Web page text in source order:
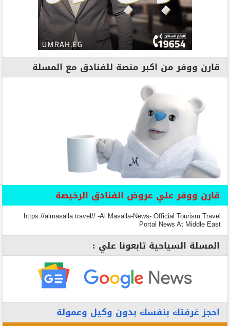
قارن ووفر من اكبر منصة للفنادق مع المسلة
قارن ووفر علي عروض الفنادق الرخيصة
https://almasalla.travel// -Al Masalla-News- Official Tourism Travel
Portal News At Middle East
المسلة السياحية تابعونا علي :
احجز غرفتك بنفسك بدون وكيل وعمولة